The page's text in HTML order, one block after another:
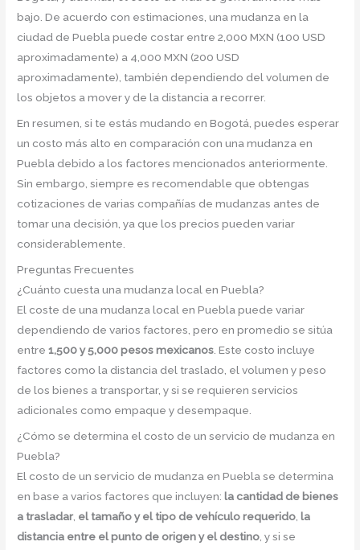
bajo. De acuerdo con estimaciones, una mudanza en la
ciudad de Puebla puede costar entre 2,000 MXN (100 USD
aproximadamente) a 4,000 MXN (200 USD
aproximadamente), también dependiendo del volumen de
los objetos a mover y de la distancia a recorrer.
En resumen, si te estás mudando en Bogotá, puedes esperar
un costo más alto en comparación con una mudanza en
Puebla debido a los factores mencionados anteriormente.
Sin embargo, siempre es recomendable que obtengas
cotizaciones de varias compañías de mudanzas antes de
tomar una decisión, ya que los precios pueden variar
considerablemente.
Preguntas Frecuentes
¿Cuánto cuesta una mudanza local en Puebla?
El coste de una mudanza local en Puebla puede variar
dependiendo de varios factores, pero en promedio se sitúa
entre1,500 y 5,000 pesos mexicanos . Este costo incluye
factores como la distancia del traslado, el volumen y peso
de los bienes a transportar, y si se requieren servicios
adicionales como empaque y desempaque.
¿Cómo se determina el costo de un servicio de mudanza en
Puebla?
El costo de un servicio de mudanza en Puebla se determina
en base a varios factores que incluyen: la cantidad de bienes
a trasladar el tamaño y el tipo de vehículo requerido la
distancia entre el punto de origen y el destino , y si se